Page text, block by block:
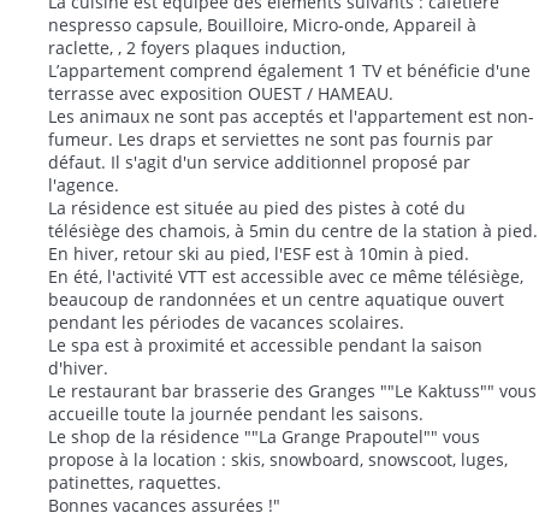
douche.
La cuisine est équipée des éléments suivants : cafetière
nespresso capsule, Bouilloire, Micro-onde, Appareil à
raclette, , 2 foyers plaques induction,
L’appartement comprend également 1 TV et bénéficie d'une
terrasse avec exposition OUEST / HAMEAU.
Les animaux ne sont pas acceptés et l'appartement est non-
fumeur. Les draps et serviettes ne sont pas fournis par
défaut. Il s'agit d'un service additionnel proposé par
l'agence.
La résidence est située au pied des pistes à coté du
télésiège des chamois, à 5min du centre de la station à pied.
En hiver, retour ski au pied, l'ESF est à 10min à pied.
En été, l'activité VTT est accessible avec ce même télésiège,
beaucoup de randonnées et un centre aquatique ouvert
pendant les périodes de vacances scolaires.
Le spa est à proximité et accessible pendant la saison
d'hiver.
Le restaurant bar brasserie des Granges ""Le Kaktuss"" vous
accueille toute la journée pendant les saisons.
Le shop de la résidence ""La Grange Prapoutel"" vous
propose à la location : skis, snowboard, snowscoot, luges,